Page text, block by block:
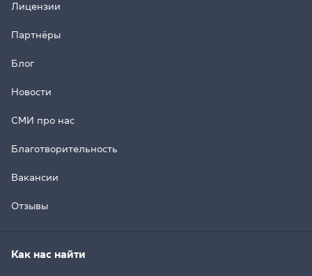
Лицензии
Партнёры
Блог
Новости
СМИ про нас
Благотворительность
Вакансии
Отзывы
Как нас найти